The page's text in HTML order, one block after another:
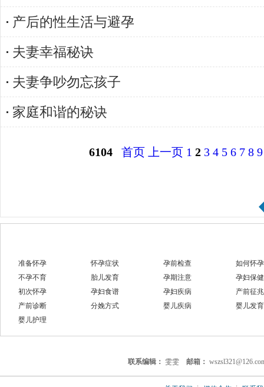
产后的性生活与避孕
夫妻幸福秘诀
夫妻争吵勿忘孩子
家庭和谐的秘诀
6104 首页 上一页 1 2 3 4 5 6 7 8 9
准备怀孕 怀孕症状 孕前检查
如何怀孕
不孕不育
胎儿发育 孕期注意
孕妇保健
初次怀孕
孕妇食谱 孕妇疾病
产前征兆
产前诊断
分娩方式 婴儿疾病
婴儿发育
婴儿护理
联系编辑： 雯雯 邮箱：